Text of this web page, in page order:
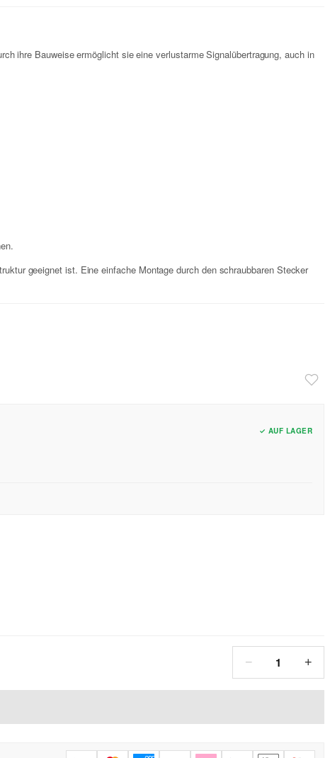
ihre Bauweise ermöglicht sie eine verlustarme Signalübertragung, auch in
geeignet ist. Eine einfache Montage durch den schraubbaren Stecker
✓ AUF LAGER
− 1 +